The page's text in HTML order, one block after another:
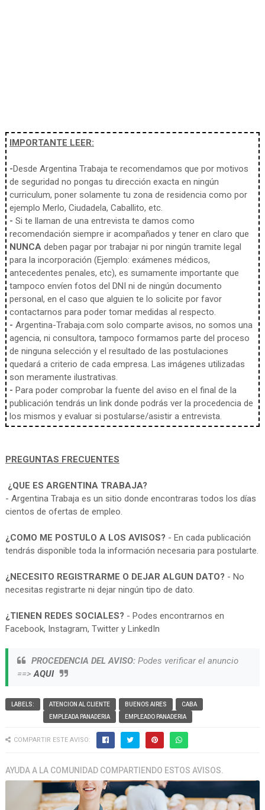
IMPORTANTE LEER:
-Desde Argentina Trabaja te recomendamos que por motivos
de seguridad no pongas tu dirección exacta en ningún
curriculum, poner solamente tu zona de residencia como por
ejemplo Merlo, Ciudadela, Caballito, etc.
- Si te llaman de una entrevista te damos como
recomendación siempre ir acompañados y tener en claro que
NUNCAdeben pagar por trabajar ni por ningún tramite legal
para la incorporación (Ejemplo: exámenes médicos,
antecedentes penales, etc), es sumamente importante que
tampoco envíen fotos del DNI ni de ningún documento
personal, en el caso que alguien te lo solicite por favor
contactarnos para poder tomar medidas al respecto.
- Argentina-Trabaja.com solo comparte avisos, no somos una
agencia, ni consultora, tampoco formamos parte del proceso
de ninguna selección y el resultado de las postulaciones
quedará a criterio de cada empresa. Las imágenes utilizadas
son meramente ilustrativas.
- Para poder comprobar la fuente del aviso en el final de la
publicación tendrás un link donde podrás ver la procedencia de
los mismos y evaluar si postularse/asistir a entrevista.
PREGUNTAS FRECUENTES
¿QUE ES ARGENTINA TRABAJA?
- Argentina Trabaja es un sitio donde encontraras todos los días
cientos de ofertas de empleo.
¿COMO ME POSTULO A LOS AVISOS? - En cada publicación
tendrás disponible toda la información necesaria para postularte.
¿NECESITO REGISTRARME O DEJAR ALGUN DATO? - No
necesitas registrarte ni dejar ningún tipo de dato.
¿TIENEN REDES SOCIALES? - Podes encontrarnos en
Facebook, Instagram, Twitter y LinkedIn
PROCEDENCIA DEL AVISO:Podes verificar el anuncio
==>AQUI
LABELS: ATENCION AL CLIENTE BUENOS AIRES
CABA
EMPLEADA PANADERIA
EMPLEADO PANADERIA
COMPARTIR ESTE AVISO:
AYUDA A LA COMUNIDAD COMPARTIENDO ESTOS AVISOS.